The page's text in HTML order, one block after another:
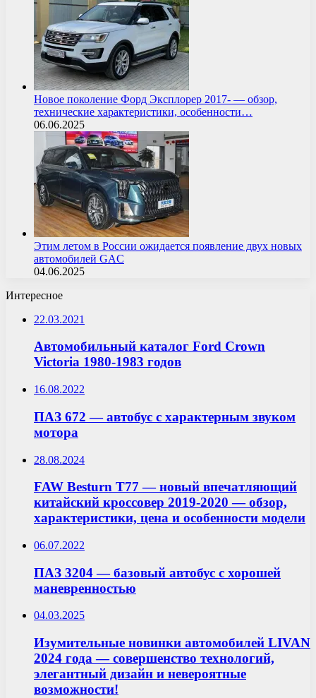
Новое поколение Форд Эксплорер 2017- — обзор,
технические характеристики, особенности…
06.06.2025
Этим летом в России ожидается появление двух новых
автомобилей GAC
04.06.2025
Интересное
22.03.2021
Автомобильный каталог Ford Crown
Victoria 1980-1983 годов
16.08.2022
ПАЗ 672 — автобус с характерным звуком
мотора
28.08.2024
FAW Besturn T77 — новый впечатляющий
китайский кроссовер 2019-2020 — обзор,
характеристики, цена и особенности модели
06.07.2022
ПАЗ 3204 — базовый автобус с хорошей
маневренностью
04.03.2025
Изумительные новинки автомобилей LIVAN
2024 года — совершенство технологий,
элегантный дизайн и невероятные
возможности!